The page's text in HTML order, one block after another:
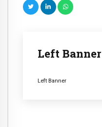
Left Banner
Left Banner